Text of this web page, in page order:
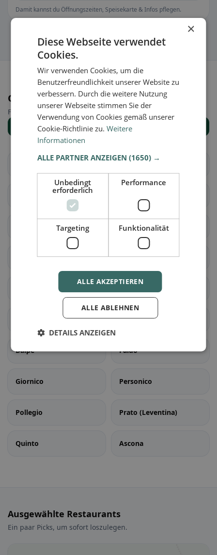
Damit kannst du Öffnungszeiten, Speisekarte & Infos pflegen.
Orte in der Nähe
Finde den passenden Ort für deine Restaurantsuche.
Alle Orte anzeigen
Bellinzona
Sant'Antonino
Acquarossa Blenio
Bodio
Dalpe Faido
Giornico Personico
Pollegio Prato (Leventina)
Quinto Ascona
Ausgewählte Restaurants
Ein paar Picks, um sofort loszulegen.
×
Diese Webseite verwendet
Cookies.
Wir verwenden Cookies, um die
Benutzerfreundlichkeit unserer Website zu
verbessern. Durch die weitere Nutzung
unserer Webseite stimmen Sie der
Verwendung von Cookies gemäß unserer
Cookie-Richtlinie zu.Weitere
Informationen
ALLE PARTNER ANZEIGEN(1650) →
Unbedingt
erforderlich
Performance
Targeting Funktionalität
ALLE AKZEPTIEREN
ALLE ABLEHNEN
DETAILS ANZEIGEN